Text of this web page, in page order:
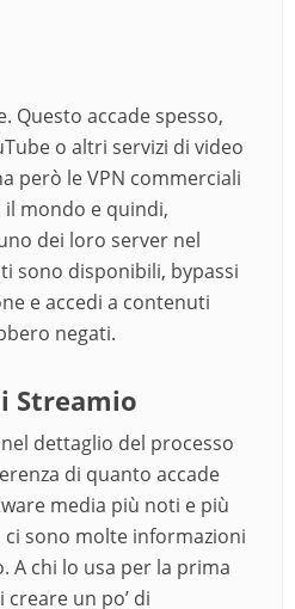
Questo accade spesso,
o altri servizi di video
però le VPN commerciali
mondo e quindi,
dei loro server nel
sono disponibili, bypassi
e accedi a contenuti
negati.
Streamio
dettaglio del processo
di quanto accade
media più noti e più
sono molte informazioni
A chi lo usa per la prima
un po’ di